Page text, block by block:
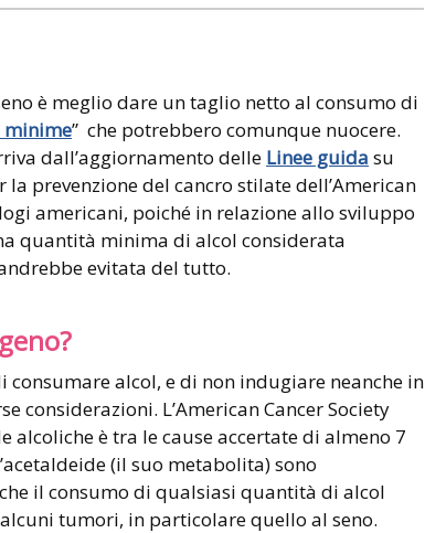
è meglio dare un taglio netto al consumo di
” che potrebbero comunque nuocere.
dall’aggiornamento delle Linee guida su
prevenzione del cancro stilate dell’American
americani, poiché in relazione allo sviluppo
quantità minima di alcol considerata
evitata del tutto.
consumare alcol, e di non indugiare neanche in
considerazioni. L’American Cancer Society
alcoliche è tra le cause accertate di almeno 7
(il suo metabolita) sono
il consumo di qualsiasi quantità di alcol
tumori, in particolare quello al seno.